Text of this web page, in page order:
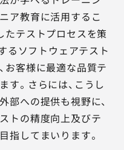
ア教育に活用するこ
たテストプロセスを策
るソフトウェアテスト
お客様に最適な品質テ
す。さらには、こうし
部への提供も視野に、
トの精度向上及びテ
指してまいります。